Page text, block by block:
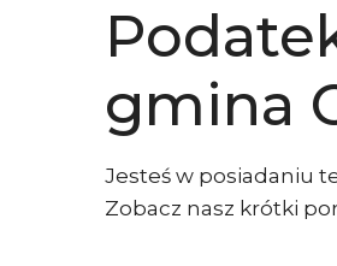
gmina
Jesteś w posiadaniu
Zobacz nasz krótki